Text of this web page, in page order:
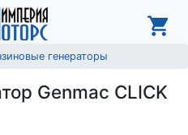
генераторы
Genmac CLICK